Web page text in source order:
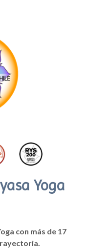
Yoga
con más de 17